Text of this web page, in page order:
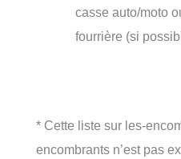
casse auto/moto
fourrière (si
* Cette liste sur les-
encombrants n’est pas